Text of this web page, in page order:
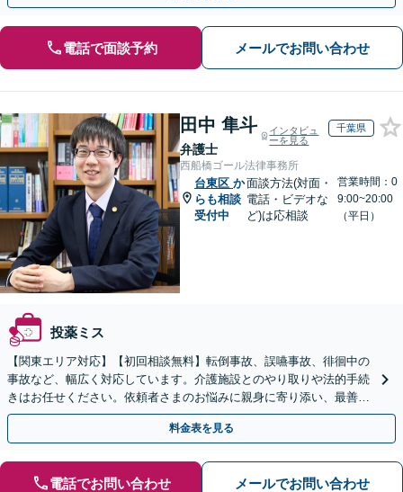
電話で面談予約 メールでお問い合わせ
田中 隼斗
弁護士
インタビュ
ーを見る
千葉県
西船橋ゴール法律事務所
台東区 か
らも相談
受付中
面談方法(対面・
電話・ビデオな
ど)は応相談
営業時間：0
9:00~20:00
（平日）
投薬ミス
【関東エリア対応】【初回相談無料】転倒事故、誤嚥事故、徘徊中の
事故など、幅広く対応しています。介護施設とのやり取りや法的手続
きはお任せください。依頼者さまのお悩みに親身に寄り添い、最善の
結果が得られるように尽力いたします。
料金表を見る
電話でお問い合わせ メールでお問い合わせ